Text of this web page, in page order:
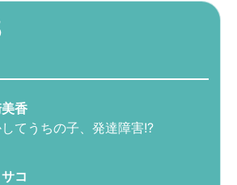
香
てうちの子、発達障害!?
コ